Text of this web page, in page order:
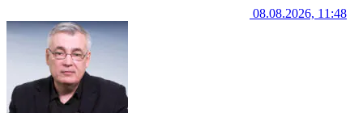
08.08.2026, 11:48